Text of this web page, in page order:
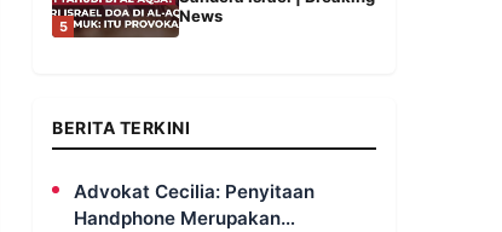
5
News
BERITA TERKINI
Advokat Cecilia: Penyitaan
Handphone Merupakan